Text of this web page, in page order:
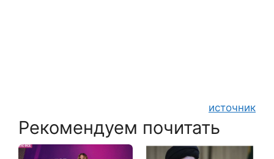
источник
Рекомендуем почитать